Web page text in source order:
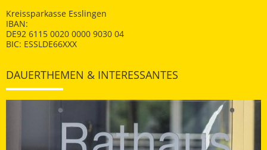
Kreissparkasse Esslingen
IBAN:
DE92 6115 0020 0000 9030 04
BIC: ESSLDE66XXX
DAUERTHEMEN & INTERESSANTES